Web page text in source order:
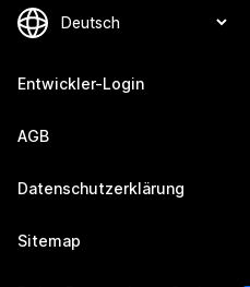
Entwickler-Login
AGB
Datenschutzerklärung
Sitemap